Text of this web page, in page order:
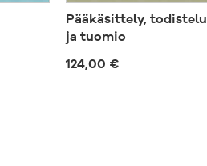
Pääkäsittely, todistelu
ja tuomio
124,00 €